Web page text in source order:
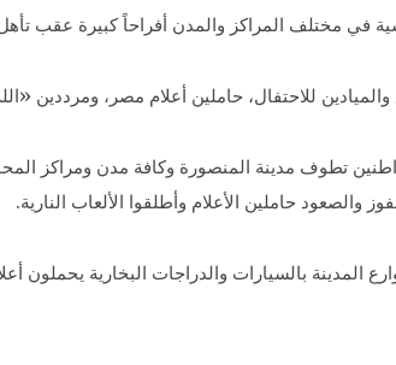
في مختلف المراكز والمدن أفراحاً كبيرة عقب
للاحتفال، حاملين أعلام مصر، ومرددين
تطوف مدينة المنصورة وكافة مدن ومراكز
والصعود حاملين الأعلام وأطلقوا الألعاب النارية.
المدينة بالسيارات والدراجات البخارية